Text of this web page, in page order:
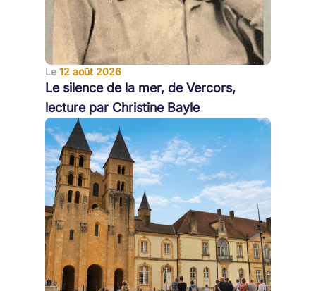
Le 12 août 2026
Le silence de la mer, de Vercors,
lecture par Christine Bayle